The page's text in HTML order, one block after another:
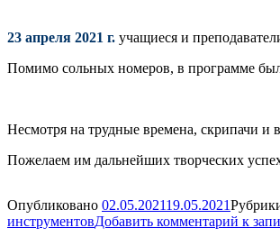
23 апреля 2021 г. учащиеся и
Помимо сольных номеров, в программе
Несмотря на трудные времена, скрипачи
Пожелаем им дальнейших творческих
Опубликовано 02.05.202119.05.2021
инструментовДобавить комментарий к